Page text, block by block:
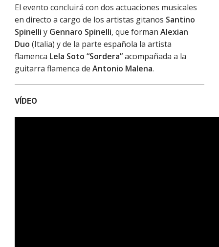
El evento concluirá con dos actuaciones musicales
en directo a cargo de los artistas gitanos Santino
Spinelli y Gennaro Spinelli, que forman Alexian
Duo (Italia) y de la parte española la artista
flamenca Lela Soto “Sordera”acompañada a la
guitarra flamenca de Antonio Malena.
VÍDEO